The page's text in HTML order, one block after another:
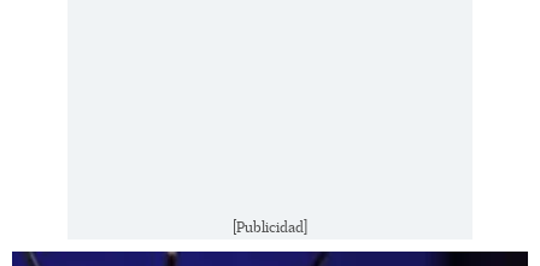
[Publicidad]